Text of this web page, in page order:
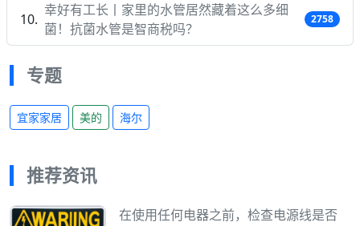
幸好有工长丨家里的水管居然藏着这么多细
菌！抗菌水管是智商税吗？
2758
专题
宜家家居 美的 海尔
推荐资讯
在使用任何电器之前，检查电源线是否